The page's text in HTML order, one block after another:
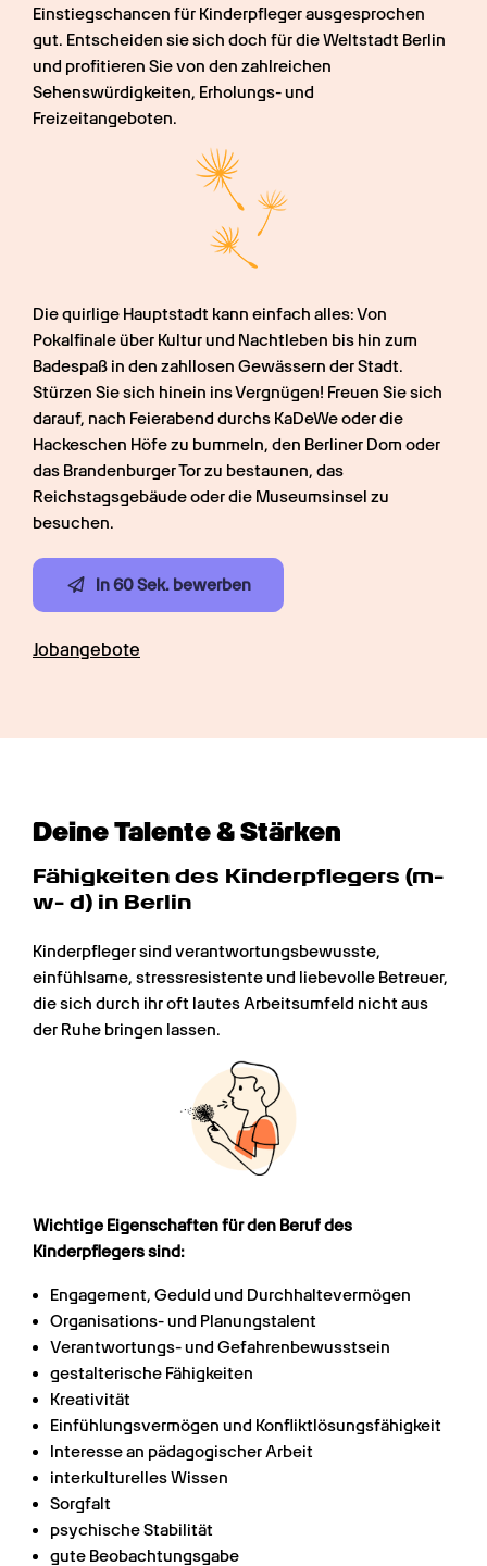
Einstiegschancen für Kinderpfleger ausgesprochen
gut. Entscheiden sie sich doch für die Weltstadt Berlin
und profitieren Sie von den zahlreichen
Sehenswürdigkeiten, Erholungs- und
Freizeitangeboten.
Die quirlige Hauptstadt kann einfach alles: Von
Pokalfinale über Kultur und Nachtleben bis hin zum
Badespaß in den zahllosen Gewässern der Stadt.
Stürzen Sie sich hinein ins Vergnügen! Freuen Sie sich
darauf, nach Feierabend durchs KaDeWe oder die
Hackeschen Höfe zu bummeln, den Berliner Dom oder
das Brandenburger Tor zu bestaunen, das
Reichstagsgebäude oder die Museumsinsel zu
besuchen.
In 60 Sek. bewerben
Jobangebote
Deine Talente & Stärken
Fähigkeiten des Kinderpflegers (m-
w- d) in Berlin
Kinderpfleger sind verantwortungsbewusste,
einfühlsame, stressresistente und liebevolle Betreuer,
die sich durch ihr oft lautes Arbeitsumfeld nicht aus
der Ruhe bringen lassen.
Wichtige Eigenschaften für den Beruf des
Kinderpflegers sind:
Engagement, Geduld und Durchhaltevermögen
Organisations- und Planungstalent
Verantwortungs- und Gefahrenbewusstsein
gestalterische Fähigkeiten
Kreativität
Einfühlungsvermögen und Konfliktlösungsfähigkeit
Interesse an pädagogischer Arbeit
interkulturelles Wissen
Sorgfalt
psychische Stabilität
gute Beobachtungsgabe